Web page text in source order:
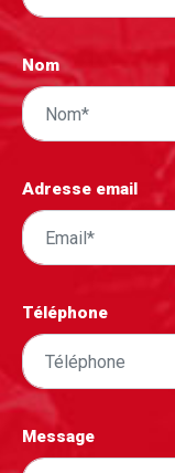
Nom
Adresse email
Téléphone
Message